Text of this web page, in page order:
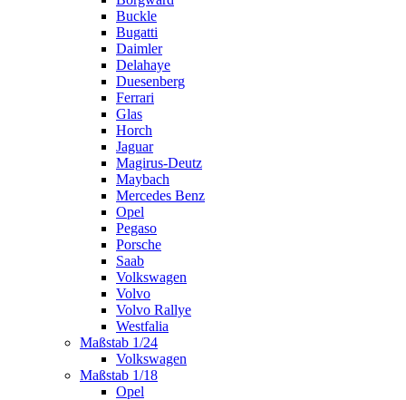
Buckle
Bugatti
Daimler
Delahaye
Duesenberg
Ferrari
Glas
Horch
Jaguar
Magirus-Deutz
Maybach
Mercedes Benz
Opel
Pegaso
Porsche
Saab
Volkswagen
Volvo
Volvo Rallye
Westfalia
Maßstab 1/24
Volkswagen
Maßstab 1/18
Opel